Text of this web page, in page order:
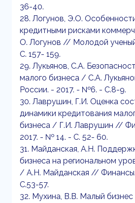
36-40.
28. Логунов, Э.О.
кредитными рисками
О. Логунов // Молодой
С. 157- 159.
29. Лукьянов, С.А.
малого бизнеса / С.А.
России. - 2017. - №6. - С.8-9.
30. Лаврушин, Г.И. Оценка
динамики кредитования
бизнеса / Г.И. Лаврушин //
2017. - № 14. - С. 52- 60.
31. Майданская, А.Н.
бизнеса на региональном
/ А.Н. Майданская //
С.53-57.
32. Мухина, В.В. Малый бизнес